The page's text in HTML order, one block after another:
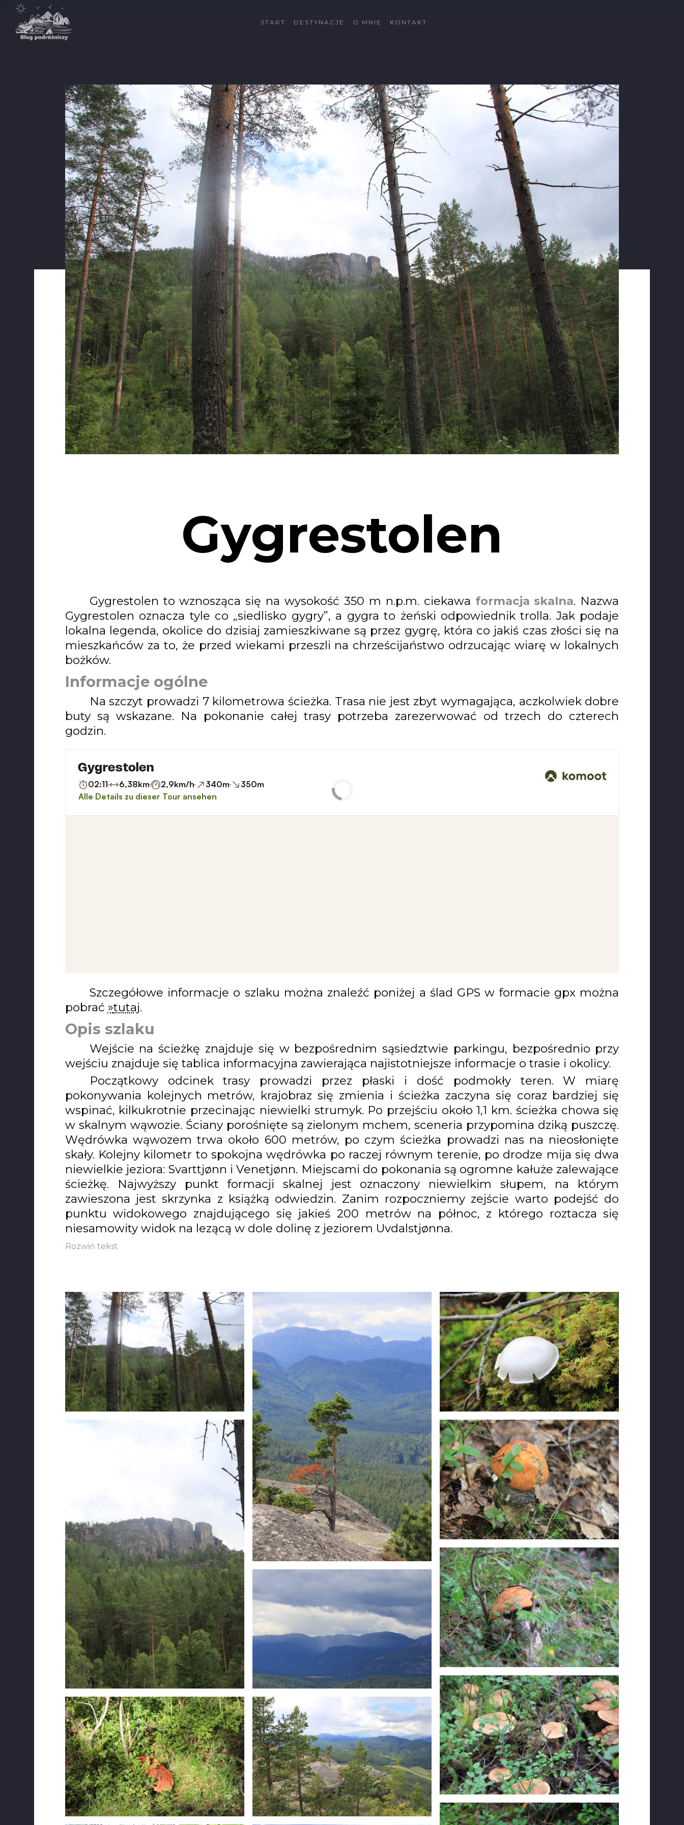
START DESTYNACJE O MNIE KONTAKT
Gran Canaria Islandia Katalonia
Kreta La Palma Lanzarote
Malta Minorka Rodos
Schwarzwald Tatry Tatry Wysokie
Telemark Vallée du Rhône
Wszystkie dectynacje→
Gygrestolen
Gygrestolen to wznosząca się na wysokość 350 m n.p.m. ciekawa formacja skalna. Nazwa
Gygrestolen oznacza tyle co „siedlisko gygry”, a gygra to żeński odpowiednik trolla. Jak podaje
lokalna legenda, okolice do dzisiaj zamieszkiwane są przez gygrę, która co jakiś czas złości się na
mieszkańców za to, że przed wiekami przeszli na chrześcijaństwo odrzucając wiarę w lokalnych
bożków.
Informacje ogólne
Na szczyt prowadzi 7 kilometrowa ścieżka. Trasa nie jest zbyt wymagająca, aczkolwiek dobre
buty są wskazane. Na pokonanie całej trasy potrzeba zarezerwować od trzech do czterech
godzin.
Szczegółowe informacje o szlaku można znaleźć poniżej a ślad GPS w formacie gpx można
pobrać
tutaj.
Opis szlaku
Wejście na ścieżkę znajduje się w bezpośrednim sąsiedztwie parkingu, bezpośrednio przy
wejściu znajduje się tablica informacyjna zawierająca najistotniejsze informacje o trasie i okolicy.
Początkowy odcinek trasy prowadzi przez płaski i dość podmokły teren. W miarę
pokonywania kolejnych metrów, krajobraz się zmienia i ścieżka zaczyna się coraz bardziej się
wspinać, kilkukrotnie przecinając niewielki strumyk. Po przejściu około 1,1 km. ścieżka chowa się
w skalnym wąwozie. Ściany porośnięte są zielonym mchem, sceneria przypomina dziką puszczę.
Wędrówka wąwozem trwa około 600 metrów, po czym ścieżka prowadzi nas na nieosłonięte
skały. Kolejny kilometr to spokojna wędrówka po raczej równym terenie, po drodze mija się dwa
niewielkie jeziora: Svarttjønn i Venetjønn. Miejscami do pokonania są ogromne kałuże zalewające
ścieżkę. Najwyższy punkt formacji skalnej jest oznaczony niewielkim słupem, na którym
zawieszona jest skrzynka z książką odwiedzin. Zanim rozpoczniemy zejście warto podejść do
punktu widokowego znajdującego się jakieś 200 metrów na północ, z którego roztacza się
niesamowity widok na lezącą w dole dolinę z jeziorem Uvdalstjønna.
Rozwiń tekst